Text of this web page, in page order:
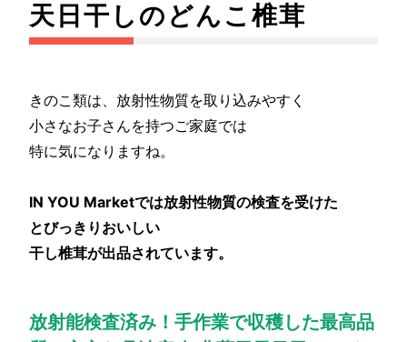
天日干しのどんこ椎茸
きのこ類は、放射性物質を取り込みやすく
小さなお子さんを持つご家庭では
特に気になりますね。
IN YOU Marketでは放射性物質の検査を受けた
とびっきりおいしい
干し椎茸が出品されています。
放射能検査済み！手作業で収穫した最高品